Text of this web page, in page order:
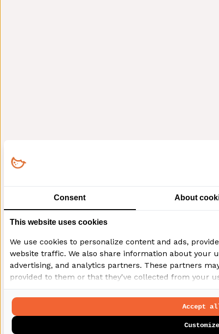
Consent About
This website uses cookies
We use cookies to personalize content and ads,
website traffic. We also share information about your
advertising, and analytics partners. These partners
provided to them or that they've collected from your
Customize
Accept